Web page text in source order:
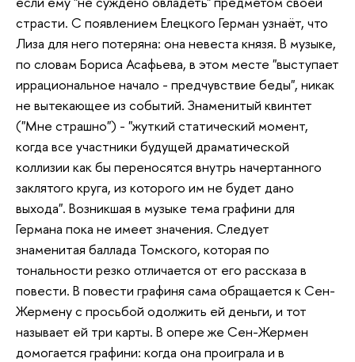
страсти. С появлением Елецкого Герман узнаёт, что
Лиза для него потеряна: она невеста князя. В музыке,
по словам Бориса Асафьева, в этом месте "выступает
иррациональное начало - предчувствие беды", никак
не вытекающее из событий. Знаменитый квинтет
("Мне страшно") - "жуткий статический момент,
когда все участники будущей драматической
коллизии как бы переносятся внутрь начертанного
заклятого круга, из которого им не будет дано
выхода". Возникшая в музыке тема графини для
Германа пока не имеет значения. Следует
знаменитая баллада Томского, которая по
тональности резко отличается от его рассказа в
повести. В повести графиня сама обращается к Сен-
Жермену с просьбой одолжить ей деньги, и тот
называет ей три карты. В опере же Сен-Жермен
домогается графини: когда она проиграла и в